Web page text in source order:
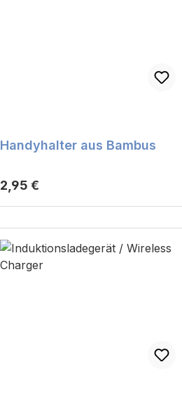
Handyhalter aus Bambus
Regulärer Preis:
2,95 €